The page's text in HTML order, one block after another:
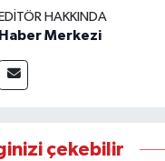
HAKKINDA
Haber Merkezi
çekebilir